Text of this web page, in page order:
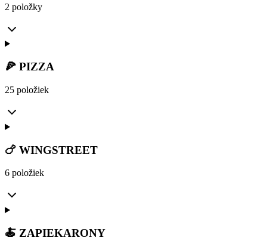
2 položky
🍕 PIZZA
25 položiek
🍗 WINGSTREET
6 položiek
🍝 ZAPIEKARONY